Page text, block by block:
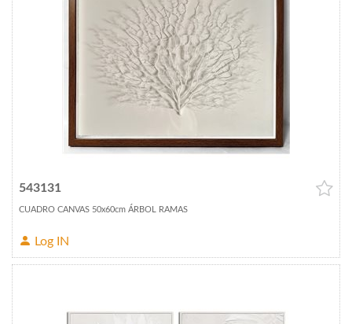
543131
CUADRO CANVAS 50x60cm ÁRBOL RAMAS
Log IN